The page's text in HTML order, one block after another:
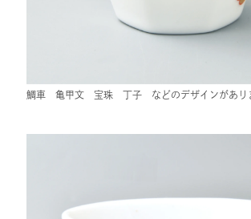
鯛車 亀甲文 宝珠 丁子 などのデザインがあり